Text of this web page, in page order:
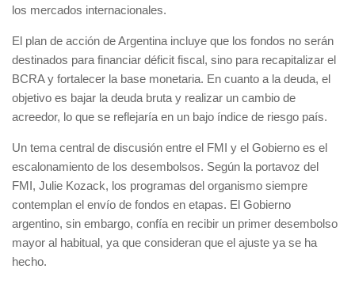
los mercados internacionales.
El plan de acción de Argentina incluye que los fondos no serán
destinados para financiar déficit fiscal, sino para recapitalizar el
BCRA y fortalecer la base monetaria. En cuanto a la deuda, el
objetivo es bajar la deuda bruta y realizar un cambio de
acreedor, lo que se reflejaría en un bajo índice de riesgo país.
Un tema central de discusión entre el FMI y el Gobierno es el
escalonamiento de los desembolsos. Según la portavoz del
FMI, Julie Kozack, los programas del organismo siempre
contemplan el envío de fondos en etapas. El Gobierno
argentino, sin embargo, confía en recibir un primer desembolso
mayor al habitual, ya que consideran que el ajuste ya se ha
hecho.